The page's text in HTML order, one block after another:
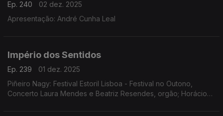
Ep. 240
02 dez. 2025
Apresentação: André Cunha Leal
Império dos Sentidos
Ep. 239
01 dez. 2025
Piñeiro Nagy: Festival Estoril Lisboa - Festival no Outono,
Concerto Laura Mendes e Beatriz Resendes, orgão; Horácio